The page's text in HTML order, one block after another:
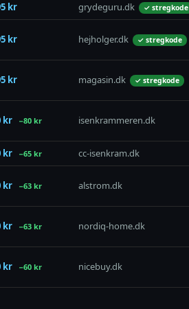
kr grydeguru.dk ✓ stregkode
kr hejholger.dk ✓ stregkode
kr magasin.dk ✓ stregkode
kr −80 kr isenkrammeren.dk
kr −65 kr cc-isenkram.dk
kr −63 kr alstrom.dk
kr −63 kr nordiq-home.dk
kr −60 kr nicebuy.dk